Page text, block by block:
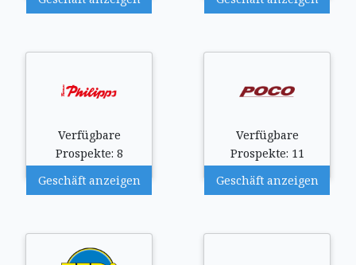
Verfügbare
Prospekte: 8
Geschäft anzeigen
Verfügbare
Prospekte: 11
Geschäft anzeigen